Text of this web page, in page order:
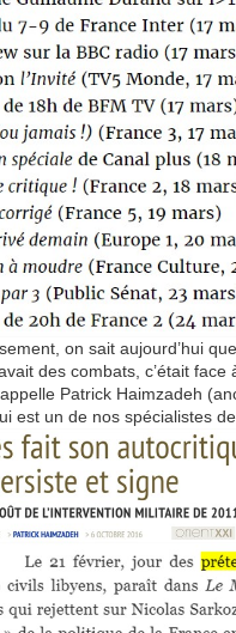
on sait aujourd’hui
des combats, c’était face
Patrick Haimzadeh
est un de nos spécialistes